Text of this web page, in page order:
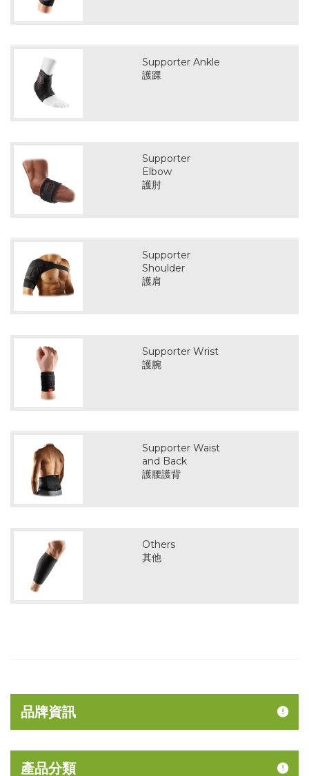
Supporter Ankle
護踝
Supporter
Elbow
護肘
Supporter
Shoulder
護肩
Supporter Wrist
護腕
Supporter Waist
and Back
護腰護背
Others
其他
品牌資訊
產品分類